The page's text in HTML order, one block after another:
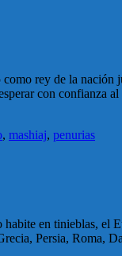
rey de la
con confianza
, mashiaj, penurias
en tinieblas,
Persia, Roma,